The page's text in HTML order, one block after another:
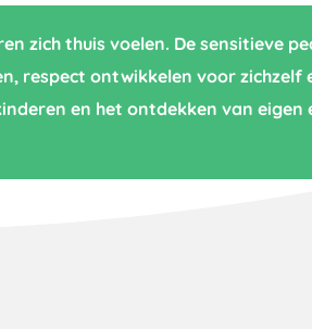
zich thuis voelen. De sensitieve
respect ontwikkelen voor zichzelf
en het ontdekken van eigen